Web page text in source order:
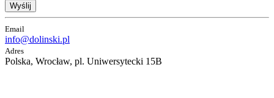
Wyślij
Email
info@dolinski.pl
Adres
Polska, Wrocław, pl. Uniwersytecki 15B